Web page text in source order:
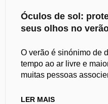
Óculos de sol:
seus olhos no
O verão é sinónimo de
tempo ao ar livre e
muitas pessoas
LER MAIS